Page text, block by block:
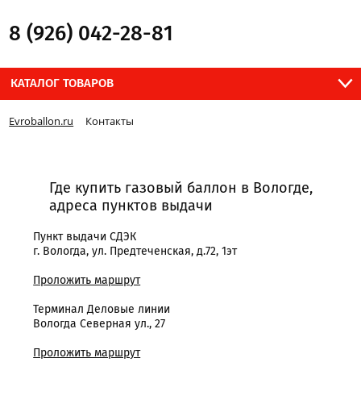
8 (926) 042-28-81
КАТАЛОГ ТОВАРОВ
Evroballon.ru Контакты
Где купить газовый баллон в Вологде,
адреса пунктов выдачи
Пункт выдачи СДЭК
г. Вологда, ул. Предтеченская, д.72, 1эт
Проложить маршрут
Терминал Деловые линии
Вологда Северная ул., 27
Проложить маршрут